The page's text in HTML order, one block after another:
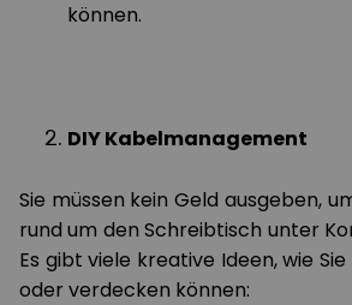
können.
DIY Kabelmanagement
Sie müssen kein Geld ausgeben,
rund um den Schreibtisch unter
Es gibt viele kreative Ideen, wie
oder verdecken können: